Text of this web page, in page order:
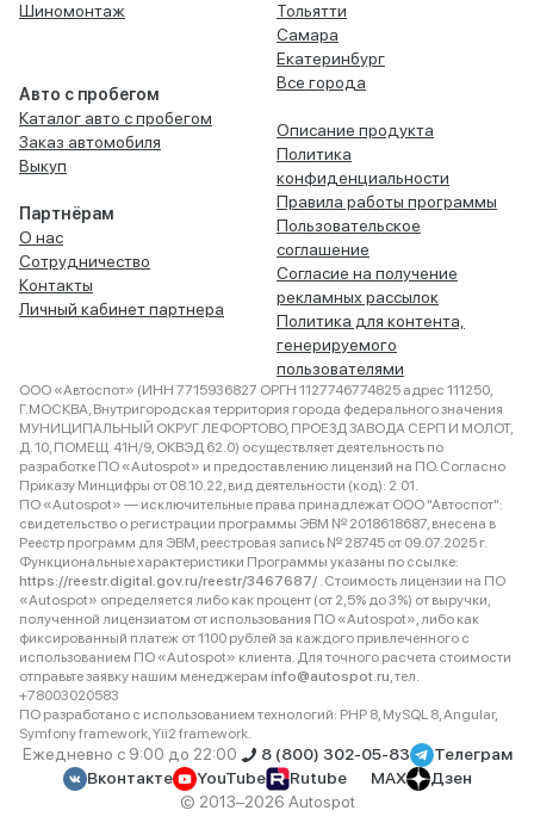
Шиномонтаж
Авто с пробегом
Каталог авто с пробегом
Заказ автомобиля
Выкуп
Партнёрам
О нас
Сотрудничество
Контакты
Личный кабинет партнера
Тольятти
Самара
Екатеринбург
Все города
Описание продукта
Политика
конфиденциальности
Правила работы программы
Пользовательское
соглашение
Согласие на получение
рекламных рассылок
Политика для контента,
генерируемого
пользователями
ООО «Автоспот» (ИНН 7715936827 ОРГН 1127746774825 адрес 111250,
Г.МОСКВА, Внутригородская территория города федерального значения
МУНИЦИПАЛЬНЫЙ ОКРУГ ЛЕФОРТОВО, ПРОЕЗД ЗАВОДА СЕРП И МОЛОТ,
Д. 10, ПОМЕЩ. 41Н/9, ОКВЭД 62.0) осуществляет деятельность по
разработке ПО «Autospot» и предоставлению лицензий на ПО. Согласно
Приказу Минцифры от 08.10.22, вид деятельности (код): 2.01.
ПО «Autospot» — исключительные права принадлежат ООО "Автоспот":
свидетельство о регистрации программы ЭВМ № 2018618687, внесена в
Реестр программ для ЭВМ, реестровая запись № 28745 от 09.07.2025 г.
Функциональные характеристики Программы указаны по ссылке:
https://reestr.digital.gov.ru/reestr/3467687/ . Стоимость лицензии на ПО
«Autospot» определяется либо как процент (от 2,5% до 3%) от выручки,
полученной лицензиатом от использования ПО «Autospot», либо как
фиксированный платеж от 1100 рублей за каждого привлеченного с
использованием ПО «Autospot» клиента. Для точного расчета стоимости
отправьте заявку нашим менеджерам info@autospot.ru, тел.
+78003020583
ПО разработано с использованием технологий: PHP 8, MySQL 8, Angular,
Symfony framework, Yii2 framework.
Ежедневно с 9:00 до 22:00 8 (800) 302-05-83
Телеграм
Вконтакте
YouTube Rutube MAX
Дзен
© 2013–2026 Autospot